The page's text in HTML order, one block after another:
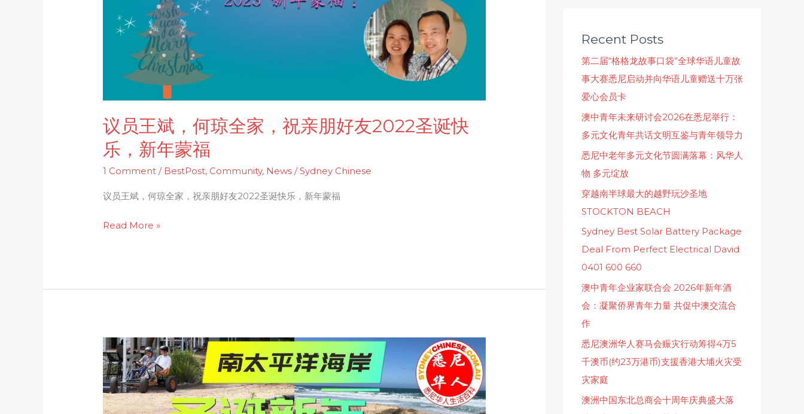
议员王斌，何琼全家，祝亲朋好友2022圣诞快
乐，新年蒙福
1 Comment / BestPost, Community, News /Sydney Chinese
议员王斌，何琼全家，祝亲朋好友2022圣诞快乐，新年蒙福
2022
圣
诞
快
乐，
年
福
Read More »
圣
诞
新
年
贺
Recent Posts
第二届“格格龙故事口袋”全球华语儿童故
事大赛悉尼启动并向华语儿童赠送十万张
爱心会员卡
澳中青年未来研讨会2026在悉尼举行：
多元文化青年共话文明互鉴与青年领导力
悉尼中老年多元文化节圆满落幕：风华人
物 多元绽放
穿越南半球最大的越野玩沙圣地
STOCKTON BEACH
Sydney Best Solar Battery Package
Deal From Perfect Electrical David
0401 600 660
澳中青年企业家联合会 2026年新年酒
会：凝聚侨界青年力量 共促中澳交流合
作
悉尼澳洲华人赛马会赈灾行动筹得4万5
千澳币(约23万港币)支援香港大埔火灾受
灾家庭
澳洲中国东北总商会十周年庆典盛大落